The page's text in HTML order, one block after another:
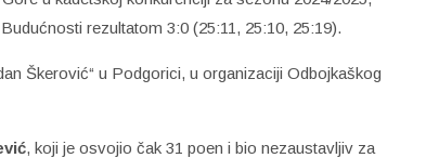
rezultatom 3:0 (25:11, 25:10, 25:19).
Škerović“ u Podgorici, u organizaciji Odbojkaškog
, koji je osvojio čak 31 poen i bio nezaustavljiv za